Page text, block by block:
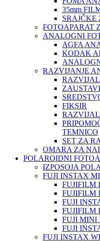
35mm
SRAJČKE
FOTOAPARAT
ANALOGNI
AGFA
KODAK
RAZVIJANJE
FIKSIR
TEMNICO
SET ZA
OMARA ZA
POLAROIDNI
IZPOSOJA
FUJI INSTAX
FUJIFILM
FUJIFILM
FUJI
FUJIFILM
FUJI MINI
FUJI
FUJI INSTAX